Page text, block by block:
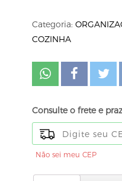
Categoria:
COZINHA
Consulte o frete e
Não sei meu CEP